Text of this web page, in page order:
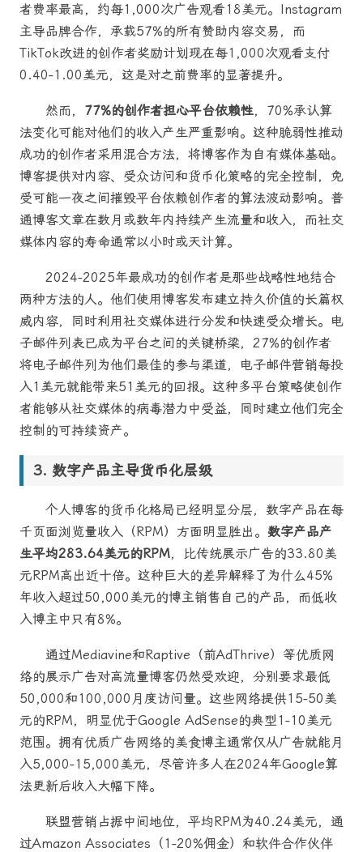
者费率最高，约每1,000次广告观看18美元。Instagram
主导品牌合作，承载57%的所有赞助内容交易，而
TikTok改进的创作者奖励计划现在每1,000次观看支付
0.40-1.00美元，这是对之前费率的显著提升。
然而， 77%的创作者担心平台依赖性，70%承认算
法变化可能对他们的收入产生严重影响。这种脆弱性推动
成功的创作者采用混合方法，将博客作为自有媒体基础。
博客提供对内容、受众访问和货币化策略的完全控制，免
受可能一夜之间摧毁平台依赖创作者的算法波动影响。普
通博客文章在数月或数年内持续产生流量和收入，而社交
媒体内容的寿命通常以小时或天计算。
2024-2025年最成功的创作者是那些战略性地结合
两种方法的人。他们使用博客发布建立持久价值的长篇权
威内容，同时利用社交媒体进行分发和快速受众增长。电
子邮件列表已成为平台之间的关键桥梁，27%的创作者
将电子邮件列为他们最佳的参与渠道，电子邮件营销每投
入1美元就能带来51美元的回报。这种多平台策略使创作
者能够从社交媒体的病毒潜力中受益，同时建立他们完全
控制的可持续资产。
数字产品主导货币化层级
个人博客的货币化格局已经明显分层，数字产品在每
千页面浏览量收入（RPM）方面明显胜出。 数字产品产
生平均283.64美元的RPM，比传统展示广告的33.80美
元RPM高出近十倍。这种巨大的差异解释了为什么45%
年收入超过50,000美元的博主销售自己的产品，而低收
入博主中只有8%。
通过Mediavine和Raptive（前AdThrive）等优质网
络的展示广告对高流量博客仍然受欢迎，分别要求最低
50,000和100,000月度访问量。这些网络提供15-50美
元的RPM，明显优于Google AdSense的典型1-10美元
范围。拥有优质广告网络的美食博主通常仅从广告就能月
入5,000-15,000美元，尽管许多人在2024年Google算
法更新后收入大幅下降。
联盟营销占据中间地位，平均RPM为40.24美元，通
过Amazon Associates（1-20%佣金）和软件合作伙伴